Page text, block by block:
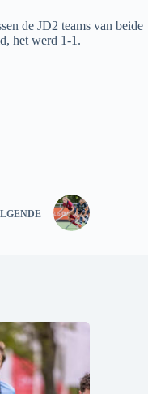
de JD2 teams van beide
het werd 1-1.